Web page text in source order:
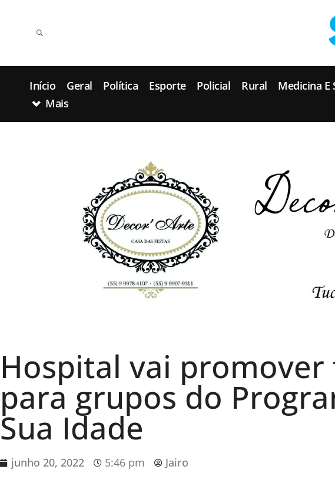
Início Geral Política Esporte Policial Rural Medicina E
Mais
Hospital vai
para grupos do
Sua Idade
junho 20, 2022 5:46 pm Jairo